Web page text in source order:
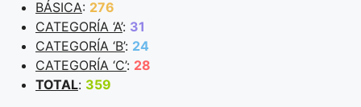
BÁSICA: 276
CATEGORÍA ‘A’: 31
CATEGORÍA ‘B’: 24
CATEGORÍA ‘C’: 28
TOTAL: 359